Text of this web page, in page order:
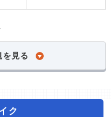
を見る
ク